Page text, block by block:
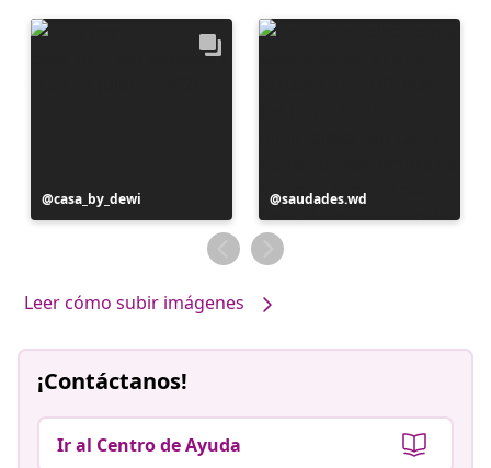
Publicación
realizada
casa_by_dewi
Publicación
realizada
por
saudades.wd
Leer cómo subir imágenes
¡Contáctanos!
Ir al Centro de Ayuda